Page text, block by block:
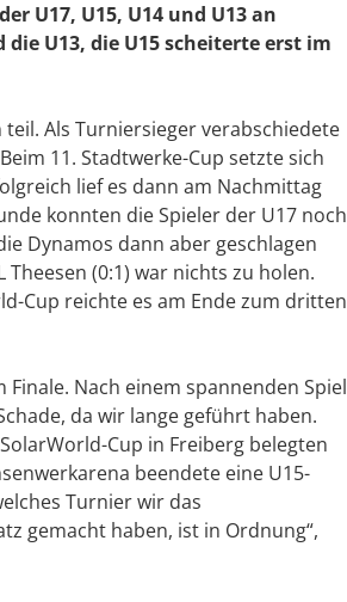
U17, U15, U14 und U13 an
U13, die U15 scheiterte erst im
Als Turniersieger verabschiedete
11. Stadtwerke-Cup setzte sich
lief es dann am Nachmittag
konnten die Spieler der U17 noch
Dynamos dann aber geschlagen
Theesen (0:1) war nichts zu holen.
Cup reichte es am Ende zum dritten
Nach einem spannenden Spiel
da wir lange geführt haben.
Cup in Freiberg belegten
beendete eine U15-
Turnier wir das
gemacht haben, ist in Ordnung“,